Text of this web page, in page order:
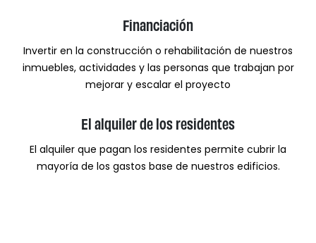
Financiación
Invertir en la construcción o rehabilitación de nuestros
inmuebles, actividades y las personas que trabajan por
mejorar y escalar el proyecto
El alquiler de los residentes
El alquiler que pagan los residentes permite cubrir la
mayoría de los gastos base de nuestros edificios.